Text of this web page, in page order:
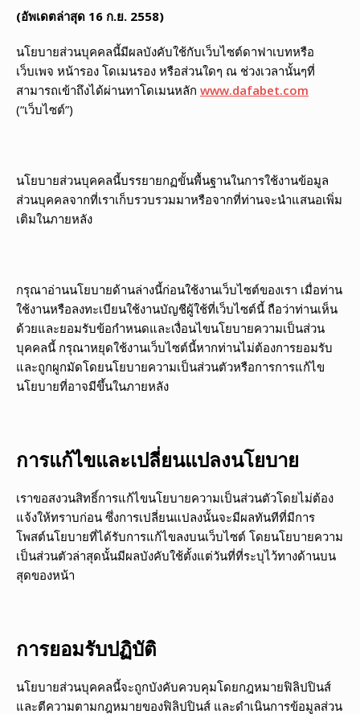
(อัพเดตล่าสุด 16 ก.ย. 2558)
นโยบายส่วนบุคคลนี้มีผลบังคับใช้กับเว็บไซต์ดาฟาเบทหรือ
เว็บเพจ หน้ารอง โดเมนรอง หรือส่วนใดๆ ณ ช่วงเวลานั้นๆที่
สามารถเข้าถึงได้ผ่านทาโดเมนหลัก www.dafabet.com
(“เว็บไซต์”)
นโยบายส่วนบุคคลนี้บรรยายกฏขั้นพื้นฐานในการใช้งานข้อมูล
ส่วนบุคคลจากที่เราเก็บรวบรวมมาหรือจากที่ท่านจะนำแสนอเพิ่ม
เติมในภายหลัง
กรุณาอ่านนโยบายด้านล่างนี้ก่อนใช้งานเว็บไซต์ของเรา เมื่อท่าน
ใช้งานหรือลงทะเบียนใช้งานบัญชีผู้ใช้ที่เว็บไซต์นี้ ถือว่าท่านเห็น
ด้วยและยอมรับข้อกำหนดและเงื่อนไขนโยบายความเป็นส่วน
บุคคลนี้ กรุณาหยุดใช้งานเว็บไซต์นี้หากท่านไม่ต้องการยอมรับ
และถูกผูกมัดโดยนโยบายความเป็นส่วนตัวหรือการการแก้ไข
นโยบายที่อาจมีขึ้นในภายหลัง
การแก้ไขและเปลี่ยนแปลงนโยบาย
เราขอสงวนสิทธิ์การแก้ไขนโยบายความเป็นส่วนตัวโดยไม่ต้อง
แจ้งให้ทราบก่อน ซึ่งการเปลี่ยนแปลงนั้นจะมีผลทันทีที่มีการ
โพสต์นโยบายที่ได้รับการแก้ไขลงบนเว็บไซต์ โดยนโยบายความ
เป็นส่วนตัวล่าสุดนั้นมีผลบังคับใช้ตั้งแต่วันที่ที่ระบุไว้ทางด้านบน
สุดของหน้า
การยอมรับปฏิบัติ
นโยบายส่วนบุคคลนี้จะถูกบังคับควบคุมโดยกฎหมายฟิลิปปินส์
และตีความตามกฎหมายของฟิลิปปินส์ และดำเนินการข้อมูลส่วน